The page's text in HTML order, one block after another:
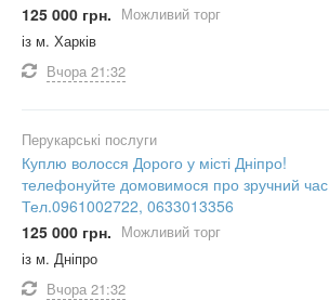
125 000 грн. Можливий торг
із м. Харків
Вчора 21:32
Перукарські послуги
Куплю волосся Дорого у місті Дніпро!
телефонуйте домовимося про зручний час
Тел.0961002722, 0633013356
125 000 грн. Можливий торг
із м. Дніпро
Вчора 21:32